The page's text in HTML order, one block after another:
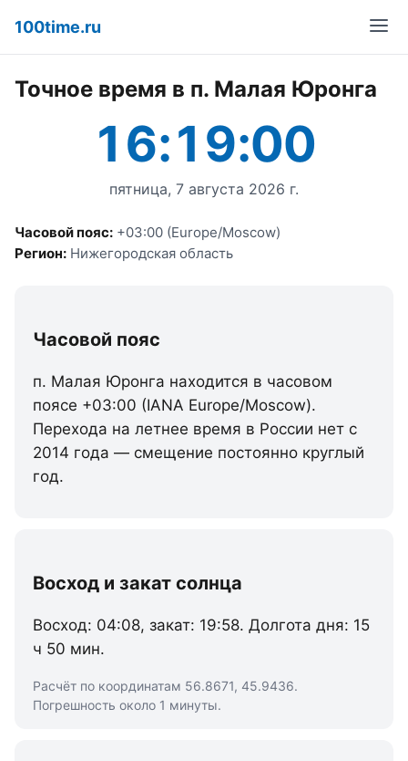
100time.ru
Точное время в п. Малая Юронга
16:19:00
пятница, 7 августа 2026 г.
Часовой пояс: +03:00 (Europe/Moscow)
Регион: Нижегородская область
Часовой пояс
п. Малая Юронга находится в часовом
поясе +03:00 (IANA Europe/Moscow).
Перехода на летнее время в России нет с
2014 года — смещение постоянно круглый
год.
Восход и закат солнца
Восход: 04:08, закат: 19:58. Долгота дня: 15
ч 50 мин.
Расчёт по координатам 56.8671, 45.9436.
Погрешность около 1 минуты.